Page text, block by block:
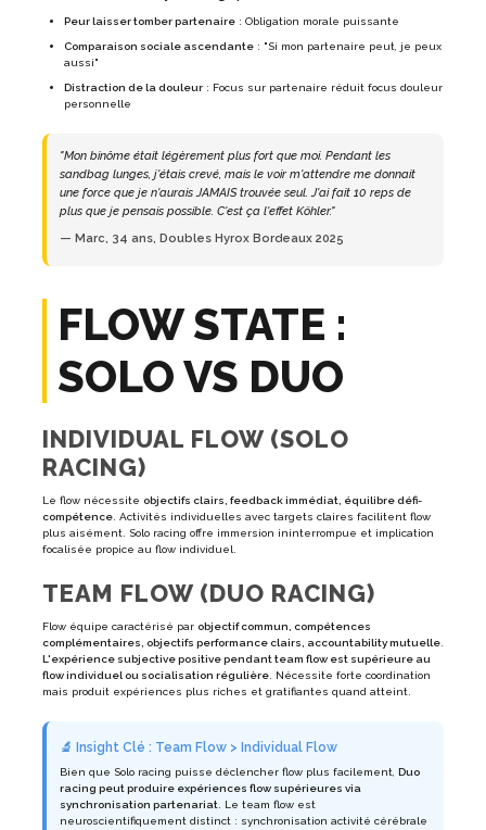
Peur laisser tomber partenaire : Obligation morale puissante
Comparaison sociale ascendante : "Si mon partenaire peut, je peux
aussi"
Distraction de la douleur : Focus sur partenaire réduit focus douleur
personnelle
"Mon binôme était légèrement plus fort que moi. Pendant les
sandbag lunges, j'étais crevé, mais le voir m'attendre me donnait
une force que je n'aurais JAMAIS trouvée seul. J'ai fait 10 reps de
plus que je pensais possible. C'est ça l'effet Köhler."
— Marc, 34 ans, Doubles Hyrox Bordeaux 2025
FLOW STATE :
SOLO VS DUO
INDIVIDUAL FLOW (SOLO
RACING)
Le flow nécessite objectifs clairs, feedback immédiat, équilibre défi-
compétence. Activités individuelles avec targets claires facilitent flow
plus aisément. Solo racing offre immersion ininterrompue et implication
focalisée propice au flow individuel.
TEAM FLOW (DUO RACING)
Flow équipe caractérisé par objectif commun, compétences
complémentaires, objectifs performance clairs, accountability mutuelle.
L'expérience subjective positive pendant team flow est supérieure au
flow individuel ou socialisation régulière. Nécessite forte coordination
mais produit expériences plus riches et gratifiantes quand atteint.
🔬 Insight Clé : Team Flow > Individual Flow
Bien que Solo racing puisse déclencher flow plus facilement, Duo
racing peut produire expériences flow supérieures via
synchronisation partenariat. Le team flow est
neuroscientifiquement distinct : synchronisation activité cérébrale